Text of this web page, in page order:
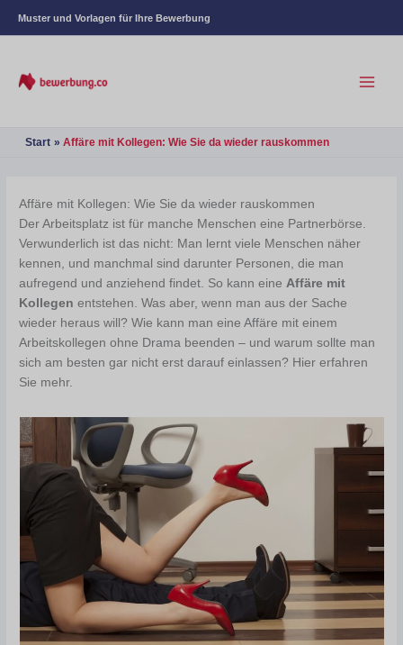
Muster und Vorlagen für Ihre Bewerbung
Start Affäre mit Kollegen: Wie Sie da wieder rauskommen
Affäre mit Kollegen: Wie Sie da wieder rauskommen
Der Arbeitsplatz ist für manche Menschen eine Partnerbörse.
Verwunderlich ist das nicht: Man lernt viele Menschen näher
kennen, und manchmal sind darunter Personen, die man
aufregend und anziehend findet. So kann eineAffäre mit
Kollegen entstehen. Was aber, wenn man aus der Sache
wieder heraus will? Wie kann man eine Affäre mit einem
Arbeitskollegen ohne Drama beenden – und warum sollte man
sich am besten gar nicht erst darauf einlassen? Hier erfahren
Sie mehr.